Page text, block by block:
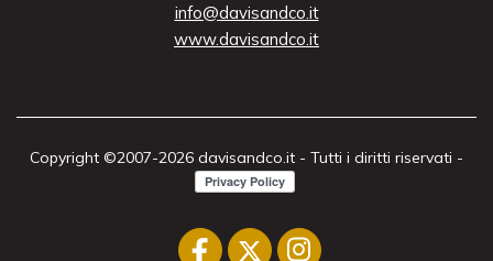
info@davisandco.it
www.davisandco.it
Copyright ©2007-2026 davisandco.it - Tutti i diritti riservati -